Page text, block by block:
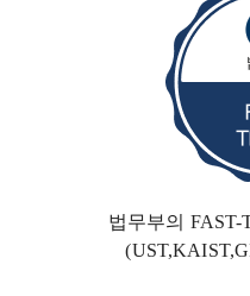
법무부의 FAST-